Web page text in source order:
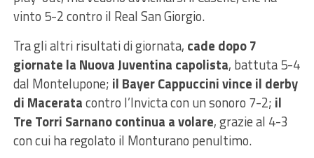
vinto 5-2 contro il Real San Giorgio.
Tra gli altri risultati di giornata, cade dopo 7
giornate la Nuova Juventina capolista, battuta 5-4
dal Montelupone; il Bayer Cappuccini vince il derby
di Maceratacontro l’Invicta con un sonoro 7-2; il
Tre Torri Sarnano continua a volare, grazie al 4-3
con cui ha regolato il Monturano penultimo.